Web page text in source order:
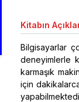
Kitabın
Bilgisayarlar
deneyimlerle
karmaşık
için